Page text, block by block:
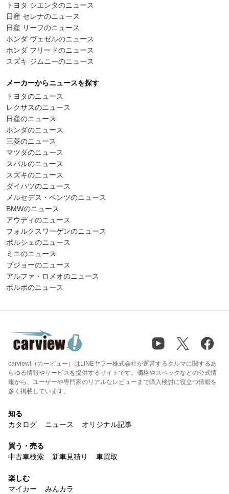
トヨタ シエンタのニュース
日産 セレナのニュース
日産 リーフのニュース
ホンダ ヴェゼルのニュース
ホンダ フリードのニュース
スズキ ジムニーのニュース
メーカーからニュースを探す
トヨタのニュース
レクサスのニュース
日産のニュース
ホンダのニュース
三菱のニュース
マツダのニュース
スバルのニュース
スズキのニュース
ダイハツのニュース
メルセデス・ベンツのニュース
BMWのニュース
アウディのニュース
フォルクスワーゲンのニュース
ポルシェのニュース
ミニのニュース
プジョーのニュース
アルファ・ロメオのニュース
ボルボのニュース
carview!（カービュー）はLINEヤフー株式会社が運営するクルマに関するあ
らゆる情報やサービスを提供するサイトです。価格やスペックなどの公式情
報から、ユーザーや専門家のリアルなレビューまで購入検討に役立つ情報を
多く掲載しています。
知る
カタログ
ニュース オリジナル記事
買う・売る
中古車検索
新車見積り 車買取
楽しむ
マイカー
みんカラ